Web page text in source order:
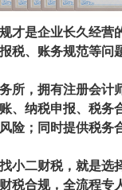
才是企业长久经营
税、账务规范等
所 ，拥有注册会
、纳税申报、税
风险；同时提供税
小二财税，就是选
税合规，全流程